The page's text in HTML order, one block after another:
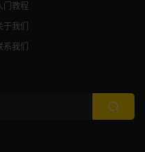
门教程
于我们
系我们